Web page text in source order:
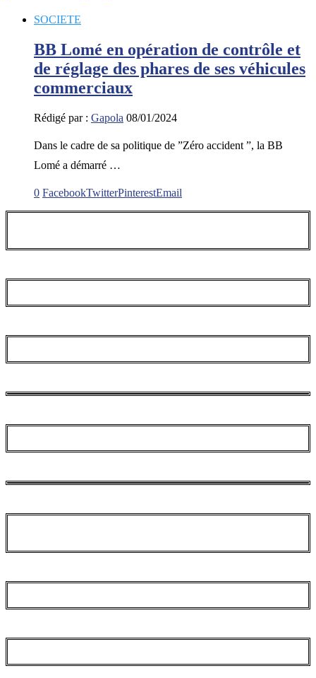
SOCIETE
BB Lomé en opération de contrôle et
de réglage des phares de ses véhicules
commerciaux
Rédigé par : Gapola 08/01/2024
Dans le cadre de sa politique de ”Zéro accident ”, la BB
Lomé a démarré …
0 FacebookTwitterPinterestEmail